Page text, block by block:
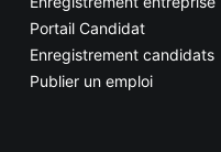
Portail Candidat
Enregistrement candidats
Publier un emploi